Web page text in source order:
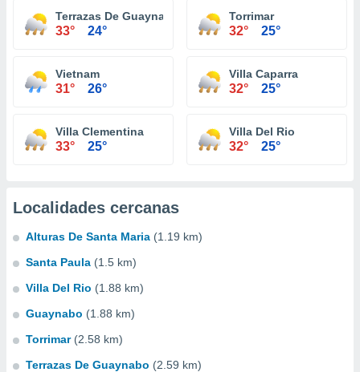
Terrazas De Guaynabo
33° 24°
Torrimar
32° 25°
Vietnam
31° 26°
Villa Caparra
32° 25°
Villa Clementina
33° 25°
Villa Del Rio
32° 25°
Localidades cercanas
Alturas De Santa Maria (1.19 km)
Santa Paula (1.5 km)
Villa Del Rio (1.88 km)
Guaynabo (1.88 km)
Torrimar (2.58 km)
Terrazas De Guaynabo (2.59 km)